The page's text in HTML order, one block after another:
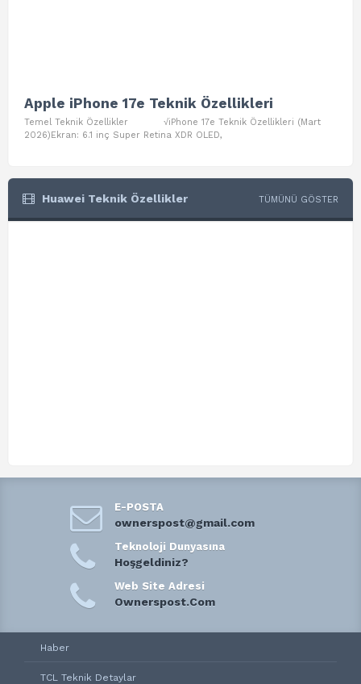
Apple iPhone 17e Teknik Özellikleri
Temel Teknik Özellikler √iPhone 17e Teknik Özellikleri (Mart
2026)Ekran: 6.1 inç Super Retina XDR OLED,
Huawei Teknik Özellikler TÜMÜNÜ GÖSTER
E-POSTA
ownerspost@gmail.com
Teknoloji Dunyasına
Hoşgeldiniz?
Web Site Adresi
Ownerspost.Com
Haber
TCL Teknik Detaylar